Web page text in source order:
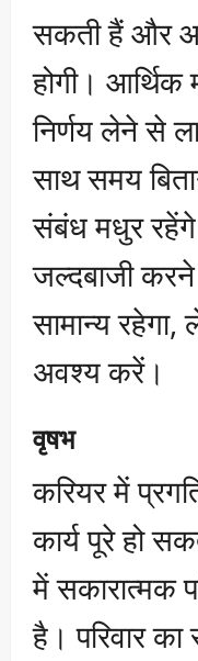
सकती हैं और
होगी।
निर्णय लेने से
साथ समय
संबंध मधुर
जल्दबाजी
सामान्य रहेगा,
अवश्य करें।
वृषभ
करियर में
कार्य पूरे हो
में सकारात्मक
है। परिवार का